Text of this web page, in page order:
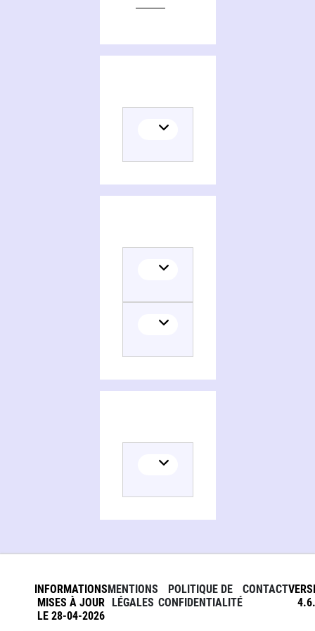
INFORMATIONS
MISES À JOUR
LE 28-04-2026
MENTIONS
LÉGALES
POLITIQUE DE
CONFIDENTIALITÉ
CONTACT